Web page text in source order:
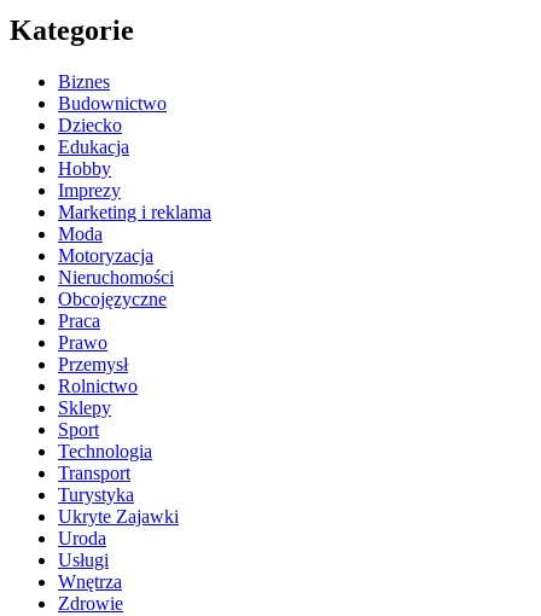
Kategorie
Biznes
Budownictwo
Dziecko
Edukacja
Hobby
Imprezy
Marketing i reklama
Moda
Motoryzacja
Nieruchomości
Obcojęzyczne
Praca
Prawo
Przemysł
Rolnictwo
Sklepy
Sport
Technologia
Transport
Turystyka
Ukryte Zajawki
Uroda
Usługi
Wnętrza
Zdrowie